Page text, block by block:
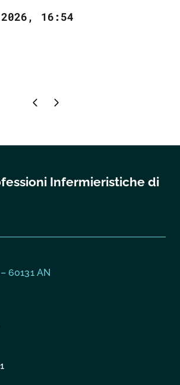
16:54
Pagina precedente
Pagina successiva
Infermieristiche di
60131 AN